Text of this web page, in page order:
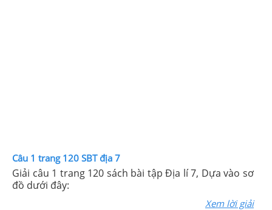
Câu 1 trang 120 SBT địa 7
Giải câu 1 trang 120 sách bài tập Địa lí 7, Dựa vào sơ
đồ dưới đây:
Xem lời giải